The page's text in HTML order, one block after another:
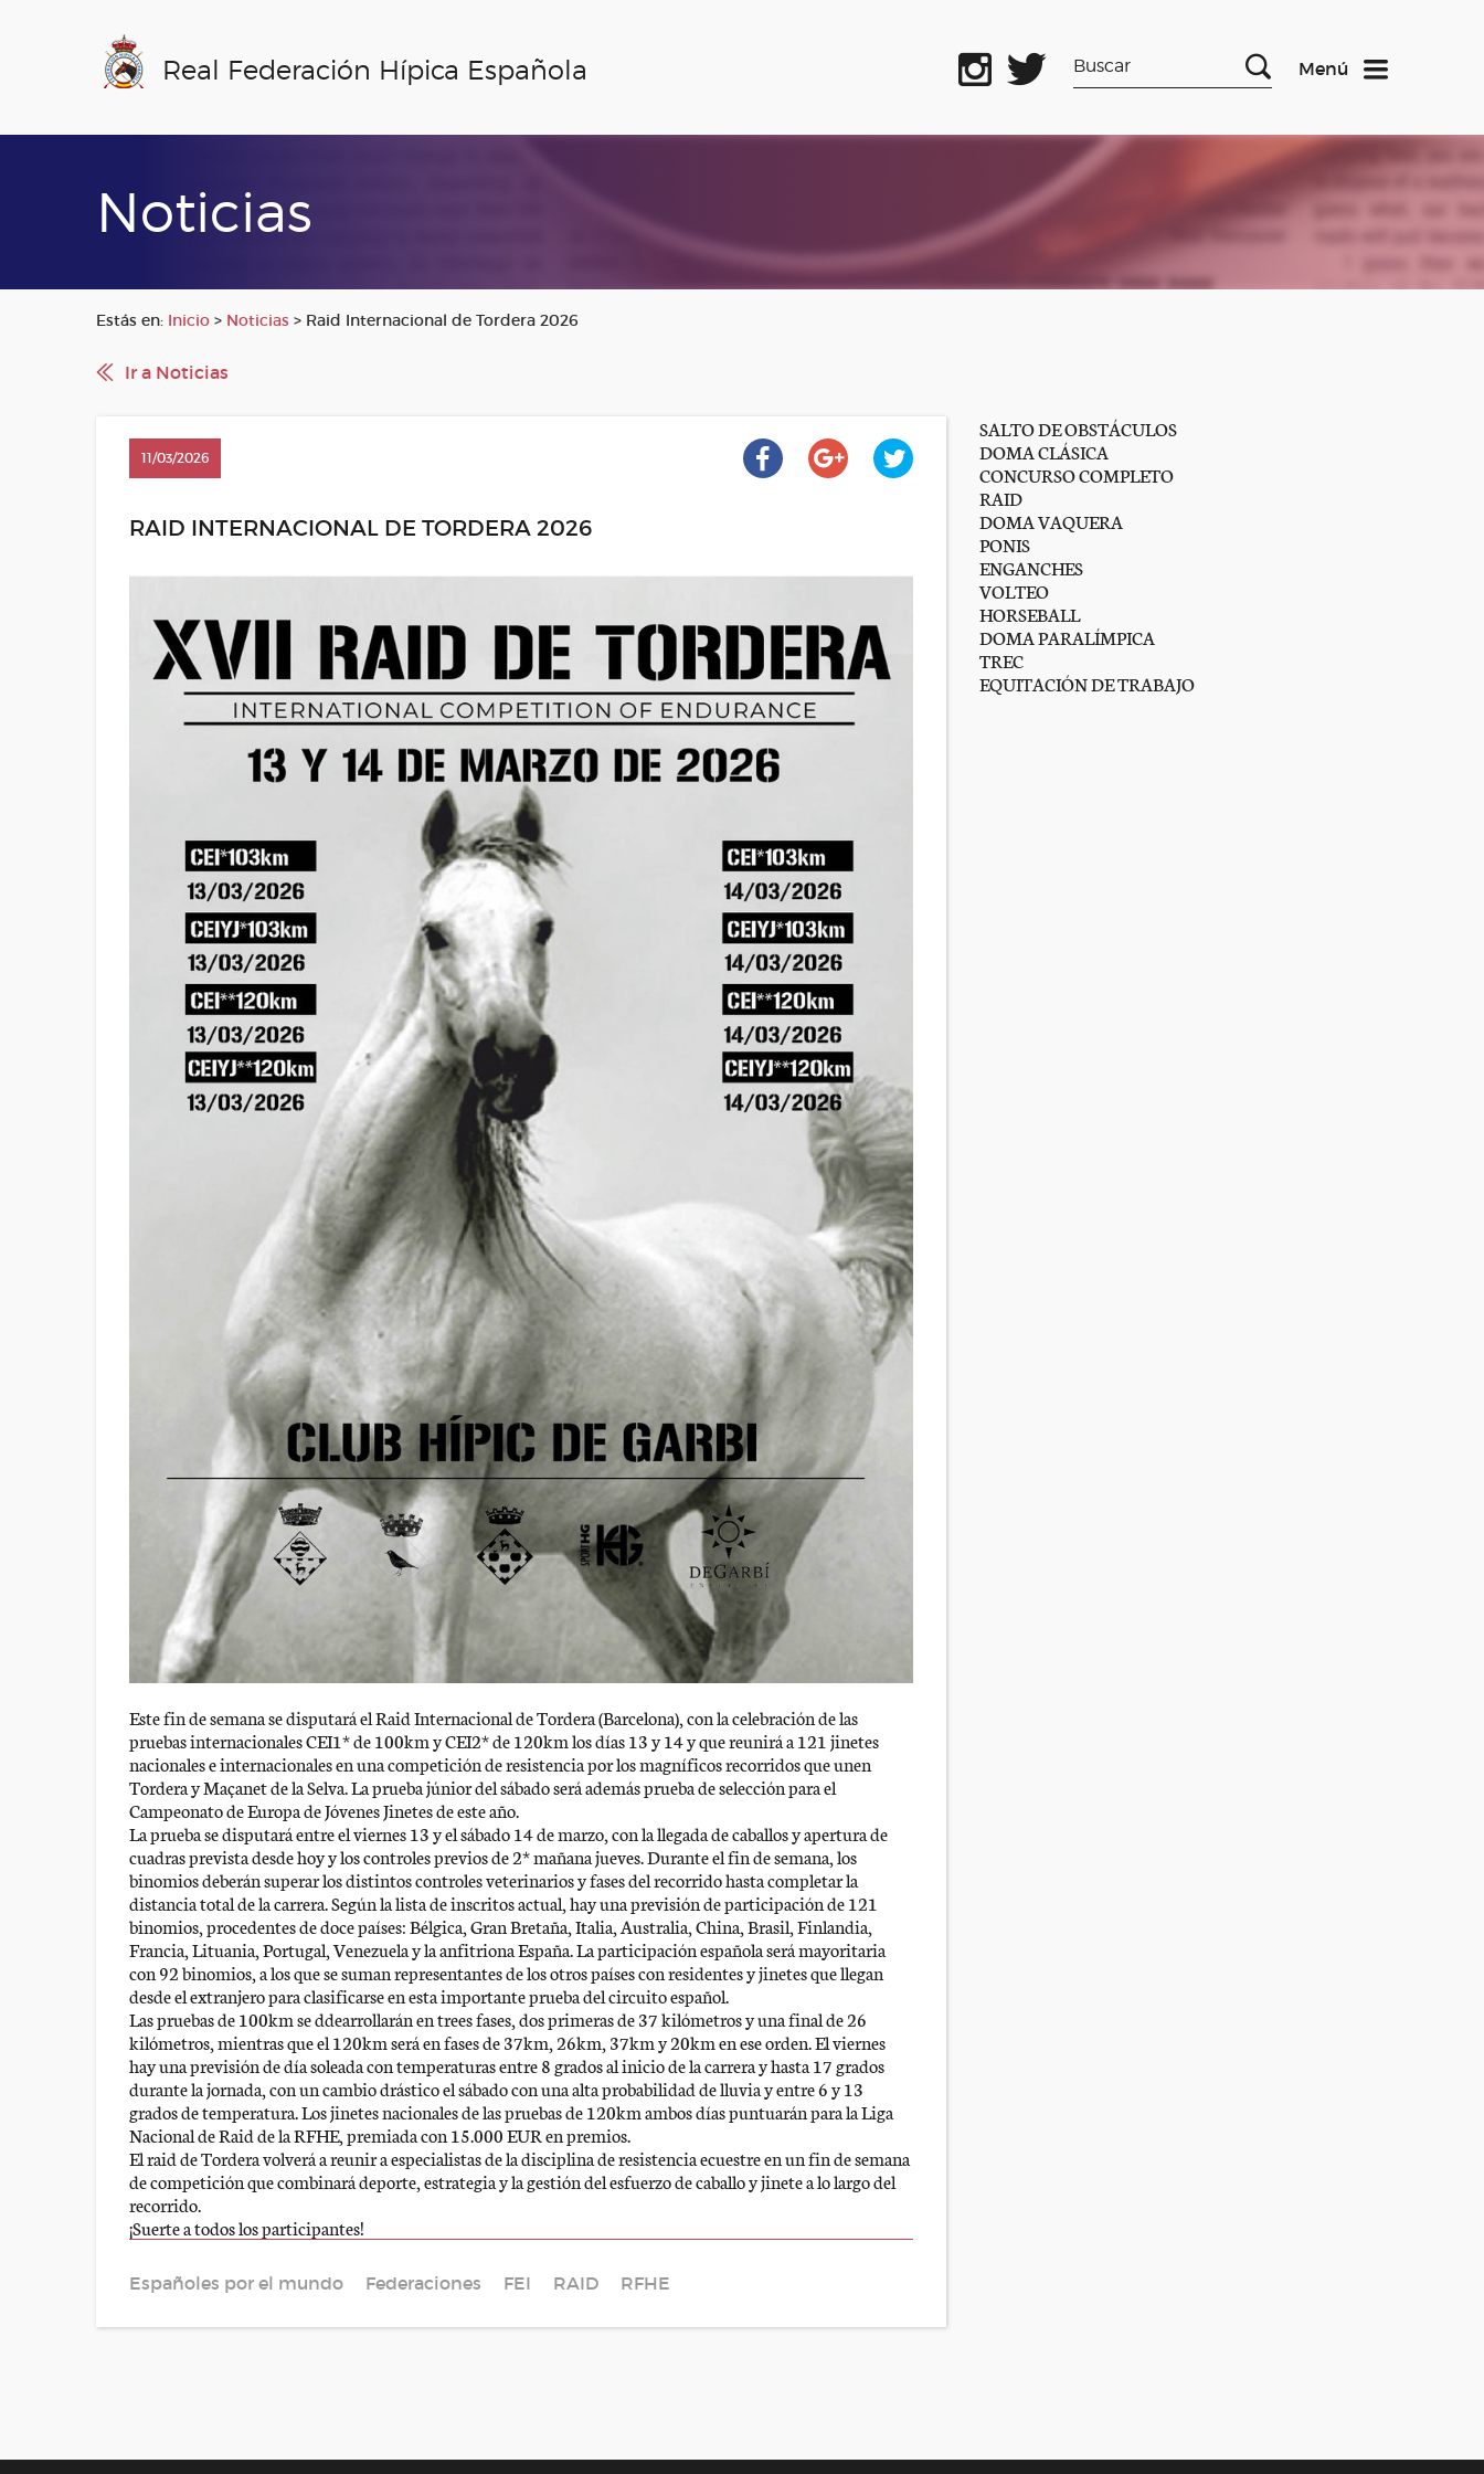
Real Federación Hípica Española Menú
Noticias
Estás en: Inicio > Noticias > Raid Internacional de Tordera 2026
Ir a Noticias
11/03/2026
RAID INTERNACIONAL DE TORDERA 2026
Este fin de semana se disputará el Raid Internacional de Tordera (Barcelona), con la celebración de las
pruebas internacionales CEI1* de 100km y CEI2* de 120km los días 13 y 14 y que reunirá a 121 jinetes
nacionales e internacionales en una competición de resistencia por los magníficos recorridos que unen
Tordera y Maçanet de la Selva. La prueba júnior del sábado será además prueba de selección para el
Campeonato de Europa de Jóvenes Jinetes de este año.
La prueba se disputará entre el viernes 13 y el sábado 14 de marzo, con la llegada de caballos y apertura de
cuadras prevista desde hoy y los controles previos de 2* mañana jueves. Durante el fin de semana, los
binomios deberán superar los distintos controles veterinarios y fases del recorrido hasta completar la
distancia total de la carrera. Según la lista de inscritos actual, hay una previsión de participación de 121
binomios, procedentes de doce países: Bélgica, Gran Bretaña, Italia, Australia, China, Brasil, Finlandia,
Francia, Lituania, Portugal, Venezuela y la anfitriona España. La participación española será mayoritaria
con 92 binomios, a los que se suman representantes de los otros países con residentes y jinetes que llegan
desde el extranjero para clasificarse en esta importante prueba del circuito español.
Las pruebas de 100km se ddearrollarán en trees fases, dos primeras de 37 kilómetros y una final de 26
kilómetros, mientras que el 120km será en fases de 37km, 26km, 37km y 20km en ese orden. El viernes
hay una previsión de día soleada con temperaturas entre 8 grados al inicio de la carrera y hasta 17 grados
durante la jornada, con un cambio drástico el sábado con una alta probabilidad de lluvia y entre 6 y 13
grados de temperatura. Los jinetes nacionales de las pruebas de 120km ambos días puntuarán para la Liga
Nacional de Raid de la RFHE, premiada con 15.000 EUR en premios.
El raid de Tordera volverá a reunir a especialistas de la disciplina de resistencia ecuestre en un fin de semana
de competición que combinará deporte, estrategia y la gestión del esfuerzo de caballo y jinete a lo largo del
recorrido.
¡Suerte a todos los participantes!
Españoles por el mundo Federaciones FEI RAID RFHE
SALTO DE OBSTÁCULOS
DOMA CLÁSICA
CONCURSO COMPLETO
RAID
DOMA VAQUERA
PONIS
ENGANCHES
VOLTEO
HORSEBALL
DOMA PARALÍMPICA
TREC
EQUITACIÓN DE TRABAJO